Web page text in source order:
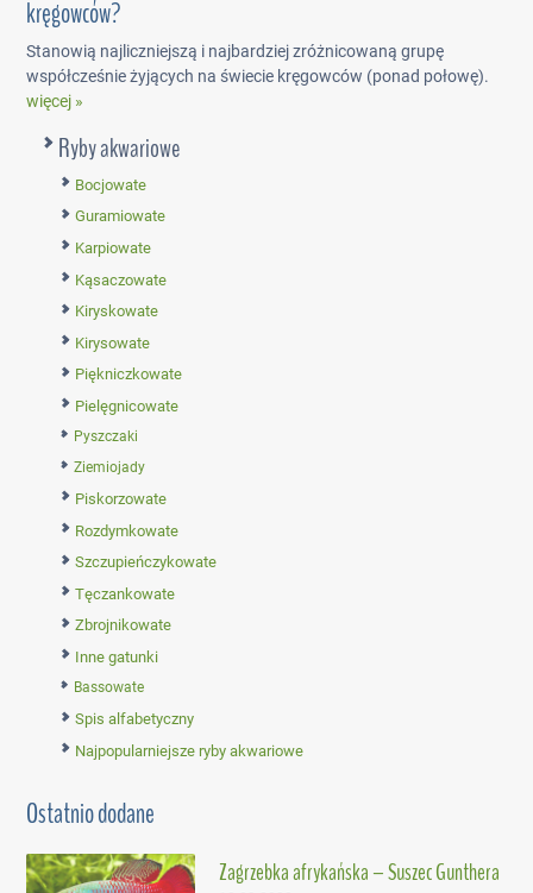
kręgowców?
Stanowią najliczniejszą i najbardziej zróżnicowaną grupę
współcześnie żyjących na świecie kręgowców (ponad połowę).
więcej »
Ryby akwariowe
Bocjowate
Guramiowate
Karpiowate
Kąsaczowate
Kiryskowate
Kirysowate
Piękniczkowate
Pielęgnicowate
Pyszczaki
Ziemiojady
Piskorzowate
Rozdymkowate
Szczupieńczykowate
Tęczankowate
Zbrojnikowate
Inne gatunki
Bassowate
Spis alfabetyczny
Najpopularniejsze ryby akwariowe
Ostatnio dodane
Zagrzebka afrykańska – Suszec Gunthera